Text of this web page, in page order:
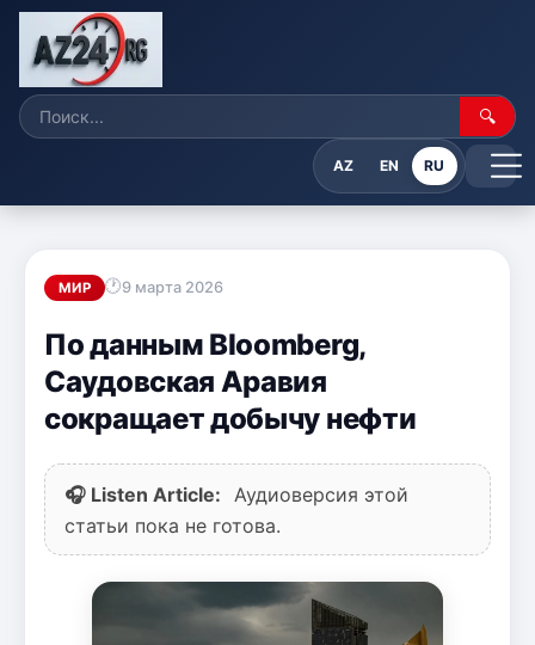
🔍
AZ EN RU
МИР 9 марта 2026
По данным Bloomberg,
Саудовская Аравия
сокращает добычу нефти
🎧 Listen Article:
Аудиоверсия этой
статьи пока не готова.